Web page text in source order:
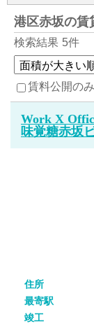
港区赤坂の賃
検索結果 5件
賃料公開のみ
Work X
味覚糖赤坂
住所
最寄駅
竣工